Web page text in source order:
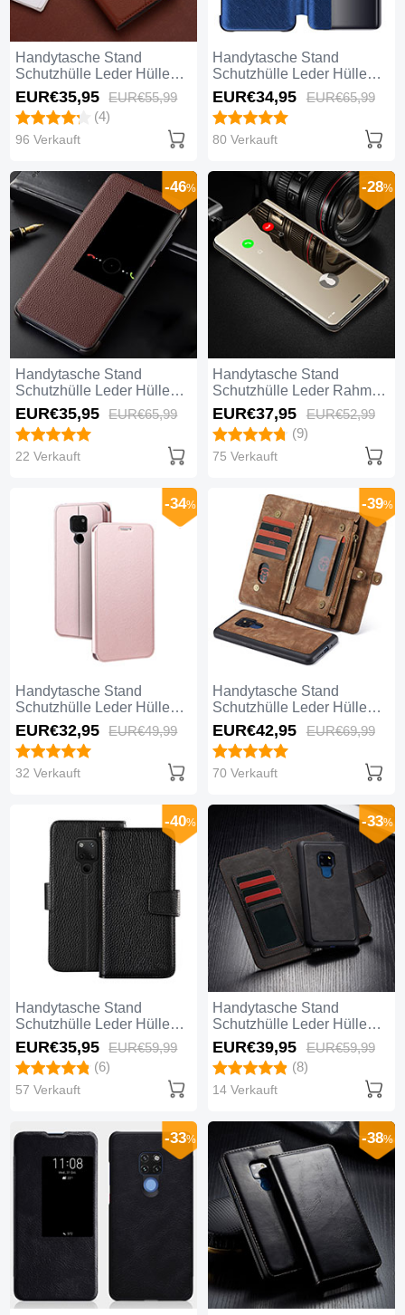
Handytasche Stand
Schutzhülle Leder Hülle
T09 für Huawei Mate 20
Braun
EUR€35,95 EUR€55,99
(4)
96 Verkauft
Handytasche Stand
Schutzhülle Leder Hülle
T07 für Huawei Mate 20
Blau
EUR€34,95 EUR€65,99
80 Verkauft
Handytasche Stand
Schutzhülle Leder Hülle
T04 für Huawei Mate 20
Braun
-46%
EUR€35,95 EUR€65,99
22 Verkauft
Handytasche Stand
Schutzhülle Leder Rahmen
Spiegel Tasche M02 für
Huawei Mate 20 Gold
-28%
EUR€37,95 EUR€52,99
(9)
75 Verkauft
Handytasche Stand
Schutzhülle Leder Hülle
T08 für Huawei Mate 20
Rosegold
-34%
EUR€32,95 EUR€49,99
32 Verkauft
Handytasche Stand
Schutzhülle Leder Hülle
T03 für Huawei Mate 20
Braun
-39%
EUR€42,95 EUR€69,99
70 Verkauft
Handytasche Stand
Schutzhülle Leder Hülle
T11 für Huawei Mate 20
Schwarz
-40%
EUR€35,95 EUR€59,99
(6)
57 Verkauft
Handytasche Stand
Schutzhülle Leder Hülle
T02 für Huawei Mate 20
Schwarz
-33%
EUR€39,95 EUR€59,99
(8)
14 Verkauft
-33% -38%